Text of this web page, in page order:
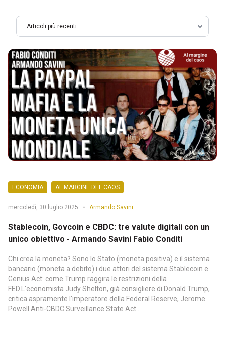
ECONOMIA AL MARGINE DEL CAOS
mercoledì, 30 luglio 2025 - Armando Savini
Stablecoin, Govcoin e CBDC: tre valute digitali con un
unico obiettivo - Armando Savini Fabio Conditi
Chi crea la moneta? Sono lo Stato (moneta positiva) e il sistema
bancario (moneta a debito) i due attori del sistema.Stablecoin e
Genius Act: come Trump raggira le restrizioni della
FED.L'economista Judy Shelton, già consigliere di Donald Trump,
critica aspramente l'imperatore della Federal Reserve, Jerome
Powell.Anti-CBDC Surveillance State Act...